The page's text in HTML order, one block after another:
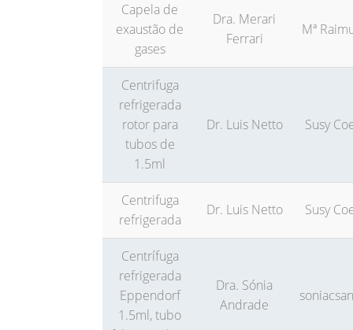
Capela de
exaustão de
gases
Dra. Merari
Ferrari
Mª
Centrifuga
refrigerada
rotor para
tubos de
1.5ml
Dr. Luis Netto Susy
Centrifuga
refrigerada
Dr. Luis Netto Susy
Centrífuga
refrigerada
Eppendorf
1.5ml, tubo
Dra. Sónia
Andrade